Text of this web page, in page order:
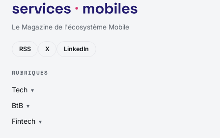
Le Magazine de l'écosystème Mobile
RSS X LinkedIn
RUBRIQUES
Tech
BtB
Fintech